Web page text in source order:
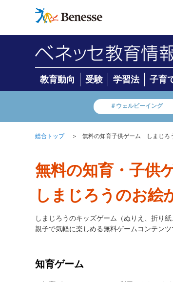
教育動向 受験 学習法 子育
＃ウェルビーイング
総合トップ ＞ 無料の知育子供ゲーム しまじろ
無料の知育・子供
しまじろうのお絵
しまじろうのキッズゲーム（ぬりえ、折り
親子で気軽に楽しめる無料ゲームコンテンツ
知育ゲーム